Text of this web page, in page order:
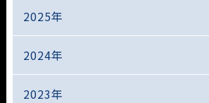
2025年
2024年
2023年